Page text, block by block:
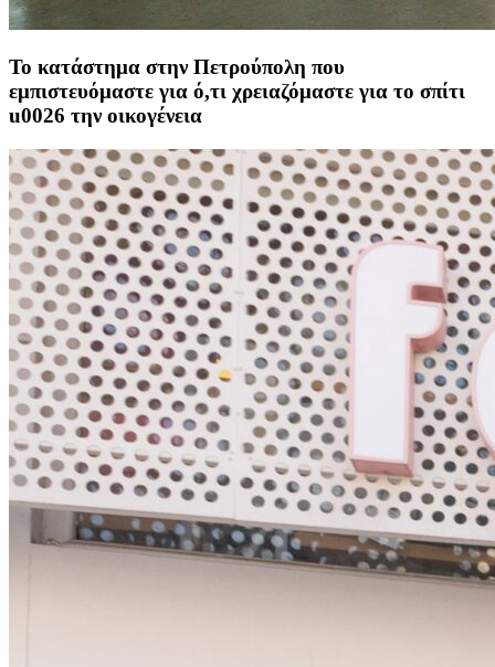
Το κατάστημα στην Πετρούπολη που
εμπιστευόμαστε για ό,τι χρειαζόμαστε για το σπίτι
u0026 την οικογένεια